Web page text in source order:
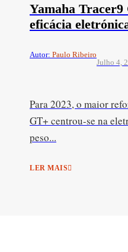
Yamaha Tracer9
eficácia
Autor: Paulo Ribeiro
Julho 4,
Para 2023, o maior
GT+ centrou-se na
peso...
LER MAIS